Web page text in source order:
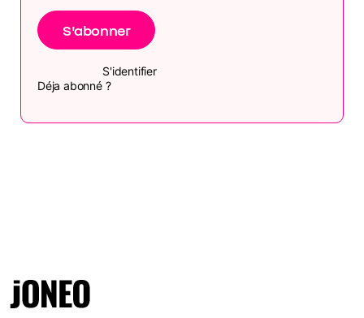
S'abonner
Déja abonné ?
S'identifier